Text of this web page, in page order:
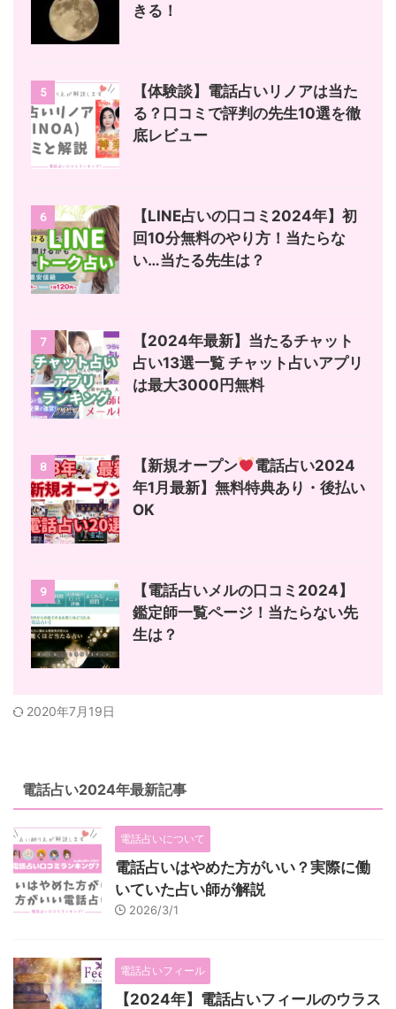
きる！
5
【体験談】電話占いリノアは当た
る？口コミで評判の先生10選を徹
底レビュー
6
【LINE占いの口コミ2024年】初
回10分無料のやり方！当たらな
い…当たる先生は？
7
【2024年最新】当たるチャット
占い13選一覧 チャット占いアプリ
は最大3000円無料
8 【新規オープン
電話占い2024
年1月最新】無料特典あり・後払い
OK
9
【電話占いメルの口コミ2024】
鑑定師一覧ページ！当たらない先
生は？
2020年7月19日
電話占い2024年最新記事
電話占いについて
電話占いはやめた方がいい？実際に働
いていた占い師が解説
2026/3/1
電話占いフィール
【2024年】電話占いフィールのウラス